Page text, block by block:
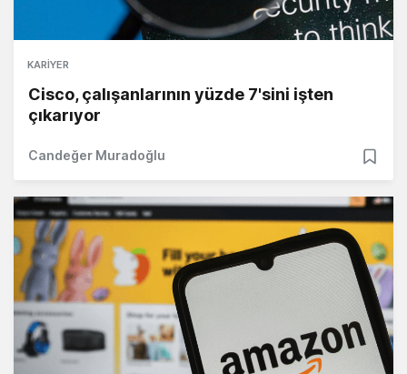
KARIYER
Cisco, çalışanlarının yüzde 7'sini işten
çıkarıyor
Candeğer Muradoğlu